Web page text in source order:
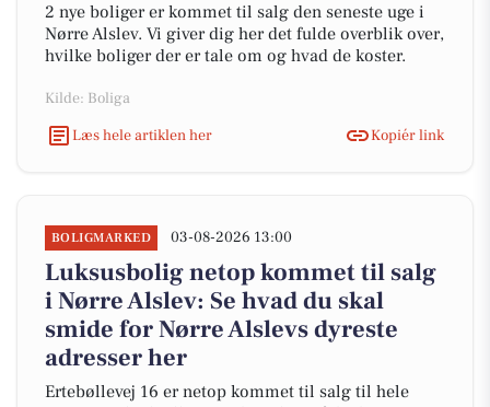
2 nye boliger er kommet til salg den seneste uge i
Nørre Alslev. Vi giver dig her det fulde overblik over,
hvilke boliger der er tale om og hvad de koster.
Kilde: Boliga
Læs hele artiklen her
Kopiér link
BOLIGMARKED 03-08-2026 13:00
Luksusbolig netop kommet til salg
i Nørre Alslev: Se hvad du skal
smide for Nørre Alslevs dyreste
adresser her
Ertebøllevej 16 er netop kommet til salg til hele